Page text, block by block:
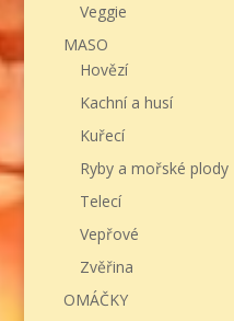
Veggie
MASO
Hovězí
Kachní a husí
Kuřecí
Ryby a mořské plody
Telecí
Vepřové
Zvěřina
OMÁČKY